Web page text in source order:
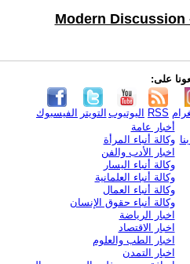
Modern Discussion
على:
الفيسبوك التويتر اليوتيوب RSS
أخبار عامة
وكالة أنباء المرأة
اخبار الأدب والفن
وكالة أنباء اليسار
وكالة أنباء العلمانية
وكالة أنباء العمال
وكالة أنباء حقوق الإنسان
اخبار الرياضة
اخبار الاقتصاد
اخبار الطب والعلوم
اخبار التمدن